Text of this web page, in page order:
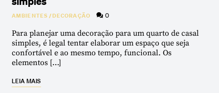
AMBIENTES/DECORAÇÃO 0
Para planejar uma decoração para um quarto de casal
simples, é legal tentar elaborar um espaço que seja
confortável e ao mesmo tempo, funcional. Os
elementos […]
LEIA MAIS